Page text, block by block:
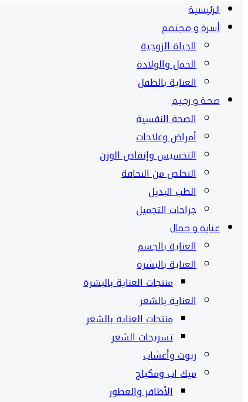
الرئيسية
أسرة و مجتمع
الحياة الزوجية
الحمل والولادة
العناية بالطفل
صحة و رجيم
الصحة النفسية
أمراض وعلاجات
التخسيس وإنقاص الوزن
التخلص من النحافة
الطب البديل
جراحات التجميل
عناية و جمال
العناية بالجسم
العناية بالبشرة
منتجات العناية بالبشرة
العناية بالشعر
منتجات العناية بالشعر
تسريحات الشعر
زيوت وأعشاب
ميك اب ومكياج
الأظافر والعطور